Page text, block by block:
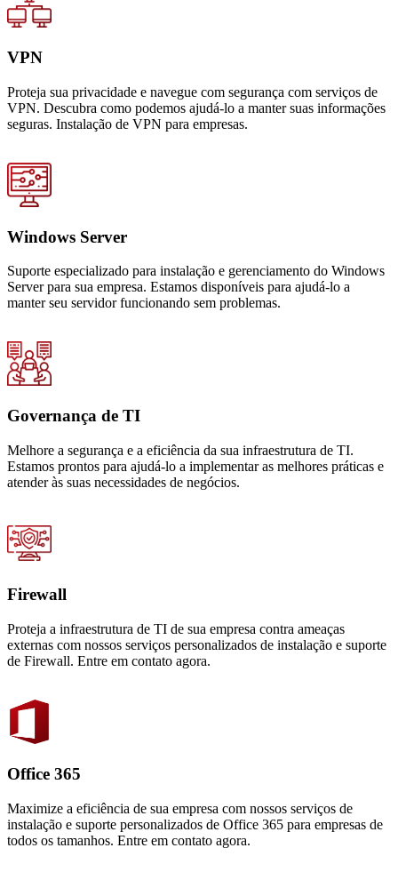
VPN
Proteja sua privacidade e navegue com segurança com serviços de
VPN. Descubra como podemos ajudá-lo a manter suas informações
seguras. Instalação de VPN para empresas.
Windows Server
Suporte especializado para instalação e gerenciamento do Windows
Server para sua empresa. Estamos disponíveis para ajudá-lo a
manter seu servidor funcionando sem problemas.
Governança de TI
Melhore a segurança e a eficiência da sua infraestrutura de TI.
Estamos prontos para ajudá-lo a implementar as melhores práticas e
atender às suas necessidades de negócios.
Firewall
Proteja a infraestrutura de TI de sua empresa contra ameaças
externas com nossos serviços personalizados de instalação e suporte
de Firewall. Entre em contato agora.
Office 365
Maximize a eficiência de sua empresa com nossos serviços de
instalação e suporte personalizados de Office 365 para empresas de
todos os tamanhos. Entre em contato agora.